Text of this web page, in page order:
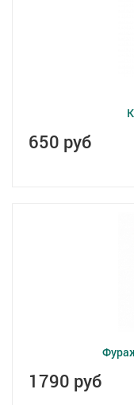
650 руб
1790 руб